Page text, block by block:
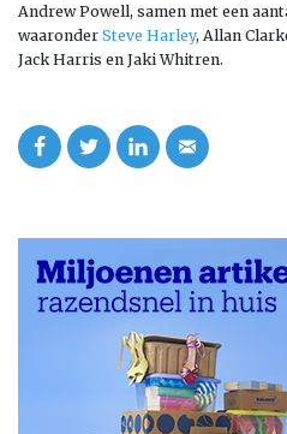
Andrew Powell, samen met een
waaronder Steve Harley, Allan
Jack Harris en Jaki Whitren.